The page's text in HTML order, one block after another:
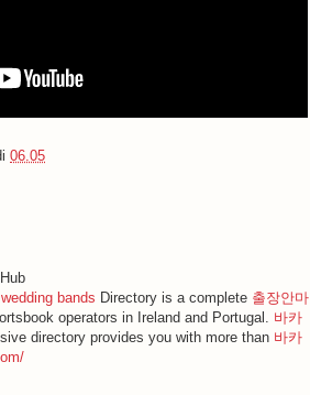
06.05
bands Directory is a complete 출장안마
operators in Ireland and Portugal. 바카
directory provides you with more than 바카